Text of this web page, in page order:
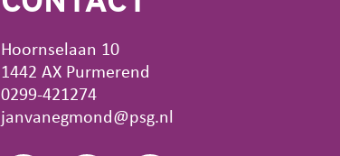
Hoornselaan 10
1442 AX Purmerend
0299-421274
janvanegmond@psg.nl